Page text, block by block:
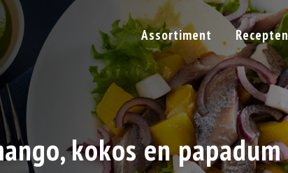
Assortiment Recepten
kokos en papadum